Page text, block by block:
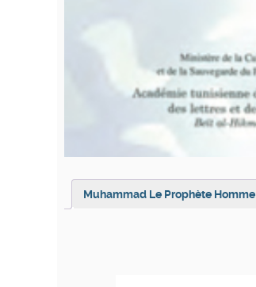
Muhammad Le Prophète Homme